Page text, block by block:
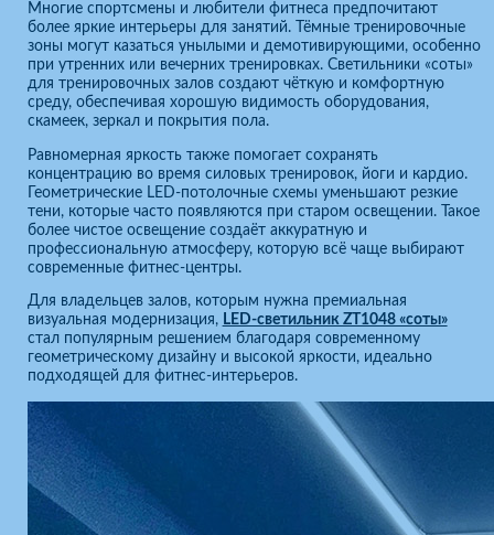
Многие спортсмены и любители фитнеса предпочитают
более яркие интерьеры для занятий. Тёмные тренировочные
зоны могут казаться унылыми и демотивирующими, особенно
при утренних или вечерних тренировках. Светильники «соты»
для тренировочных залов создают чёткую и комфортную
среду, обеспечивая хорошую видимость оборудования,
скамеек, зеркал и покрытия пола.
Равномерная яркость также помогает сохранять
концентрацию во время силовых тренировок, йоги и кардио.
Геометрические LED-потолочные схемы уменьшают резкие
тени, которые часто появляются при старом освещении. Такое
более чистое освещение создаёт аккуратную и
профессиональную атмосферу, которую всё чаще выбирают
современные фитнес-центры.
Для владельцев залов, которым нужна премиальная
визуальная модернизация, LED-светильник ZT1048 «соты»
стал популярным решением благодаря современному
геометрическому дизайну и высокой яркости, идеально
подходящей для фитнес-интерьеров.